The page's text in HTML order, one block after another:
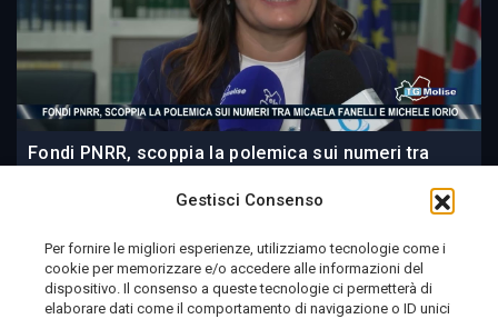
Gestisci Consenso
Per fornire le migliori esperienze, utilizziamo tecnologie come i
cookie per memorizzare e/o accedere alle informazioni del
dispositivo. Il consenso a queste tecnologie ci permetterà di
elaborare dati come il comportamento di navigazione o ID unici
Fondi PNRR, scoppia la polemica sui numeri tra
23 ore fa